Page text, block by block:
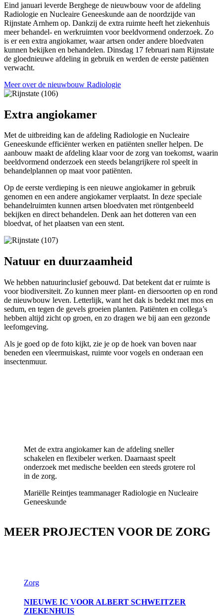
Eind januari leverde Berghege de nieuwbouw voor de afdeling
Radiologie en Nucleaire Geneeskunde aan de noordzijde van
Rijnstate Arnhem op. Dankzij de extra ruimte heeft het ziekenhuis
meer behandel- en werkruimten voor beeldvormend onderzoek. Zo
is er een extra angiokamer, waar artsen onder andere bloedvaten
kunnen bekijken en behandelen. Dinsdag 17 februari nam Rijnstate
de gloednieuwe afdeling in gebruik en werden de eerste patiënten
verwacht.
Meer over de nieuwbouw Radiologie
Extra angiokamer
Met de uitbreiding kan de afdeling Radiologie en Nucleaire
Geneeskunde efficiënter werken en patiënten sneller helpen. De
aanbouw maakt de afdeling klaar voor de zorg van toekomst, waarin
beeldvormend onderzoek een steeds belangrijkere rol speelt in
behandelplannen op maat voor patiënten.
Op de eerste verdieping is een nieuwe angiokamer in gebruik
genomen en een andere angiokamer verplaatst. In deze speciale
behandelruimten kunnen artsen bloedvaten met röntgenbeeld
bekijken en direct behandelen. Denk aan het dotteren van een
bloedvat, of het plaatsen van een stent.
Natuur en duurzaamheid
We hebben natuurinclusief gebouwd. Dat betekent dat er ruimte is
voor biodiversiteit. Zo kunnen meer plant- en diersoorten op en rond
de nieuwbouw leven. Letterlijk, want het dak is bedekt met mos en
sedum, en tegen de gevels groeien planten. Patiënten en collega’s
hebben altijd zicht op groen, en zo dragen we bij aan een gezonde
leefomgeving.
Als je goed op de foto kijkt, zie je op de hoek van boven naar
beneden een vleermuiskast, ruimte voor vogels en onderaan een
insectenmuur.
Met de extra angiokamer kan de afdeling sneller
schakelen en flexibeler werken. Daarnaast speelt
onderzoek met medische beelden een steeds grotere rol
in de zorg.
Mariëlle Reintjes teammanager Radiologie en Nucleaire
Geneeskunde
MEER PROJECTEN VOOR DE ZORG
Zorg
NIEUWE IC VOOR ALBERT SCHWEITZER
ZIEKENHUIS